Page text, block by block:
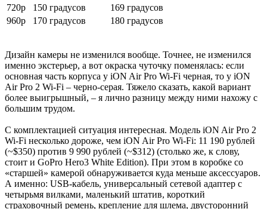
720p
150 градусов
169 градусов
960p
170 градусов 180 градусов
Дизайн камеры не изменился вообще. Точнее, не изменился
именно экстерьер, а вот окраска чуточку поменялась: если
основная часть корпуса у iON Air Pro Wi-Fi черная, то у iON
Air Pro 2 Wi-Fi – черно-серая. Тяжело сказать, какой вариант
более выигрышный, – я лично разницу между ними нахожу с
большим трудом.
С комплектацией ситуация интересная. Модель iON Air Pro 2
Wi-Fi несколько дороже, чем iON Air Pro Wi-Fi: 11 190 рублей
(~$350) против 9 990 рублей (~$312) (столько же, к слову,
стоит и GoPro Hero3 White Edition). При этом в коробке со
«старшей» камерой обнаруживается куда меньше аксессуаров.
А именно: USB-кабель, универсальный сетевой адаптер с
четырьмя вилками, маленький штатив, короткий
страховочный ремень, крепление для шлема, двусторонний